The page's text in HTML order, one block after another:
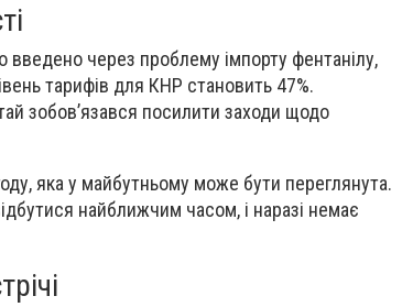
через проблему імпорту фентанілу,
тарифів для КНР становить 47%.
зобов’язався посилити заходи щодо
яка у майбутньому може бути переглянута.
найближчим часом, і наразі немає